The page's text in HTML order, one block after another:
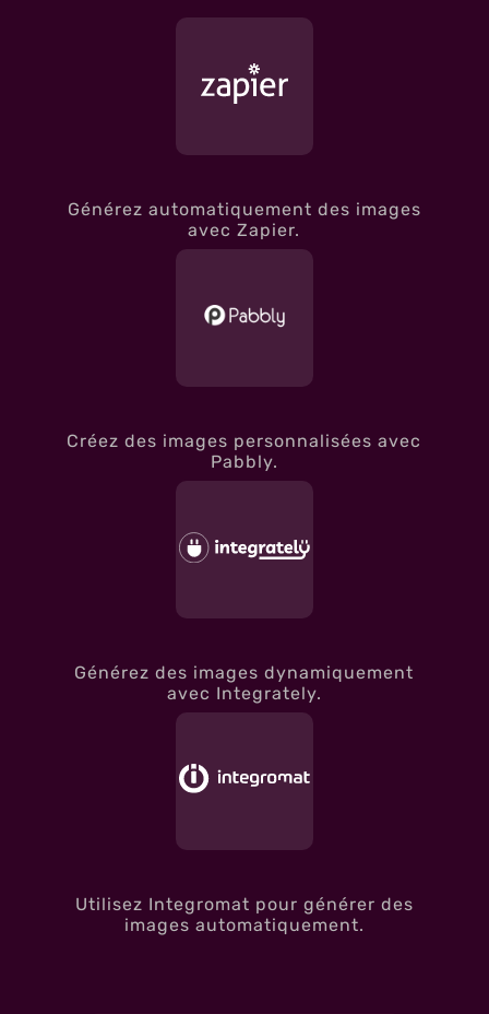
Générez automatiquement des images
avec Zapier.
Créez des images personnalisées avec
Pabbly.
Générez des images dynamiquement
avec Integrately.
Utilisez Integromat pour générer des
images automatiquement.